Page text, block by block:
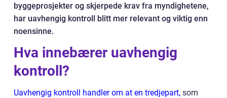
byggeprosjekter og skjerpede krav fra myndighetene,
har uavhengig kontroll blitt mer relevant og viktig enn
noensinne.
Hva innebærer uavhengig
kontroll?
Uavhengig kontroll handler om at en tredjepart, som